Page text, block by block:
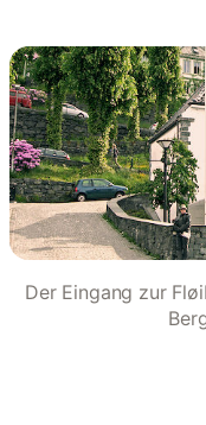
Der Eingang zur